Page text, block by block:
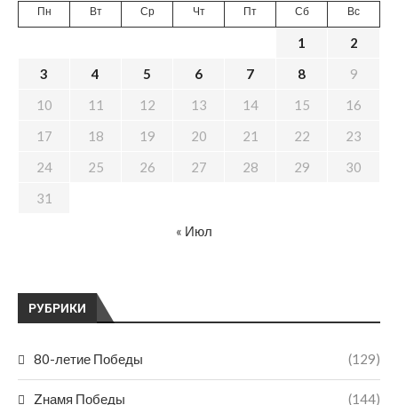
РУБРИКИ
80-летие Победы (129)
Zнамя Победы (144)
Пн Вт Ср Чт Пт Сб Вс
1
2
3
4 5 6 7 8
9
10
11 12 13 14 15
16
17
18 19 20 21 22
23
24
25 26 27 28 29
30
31
« Июл